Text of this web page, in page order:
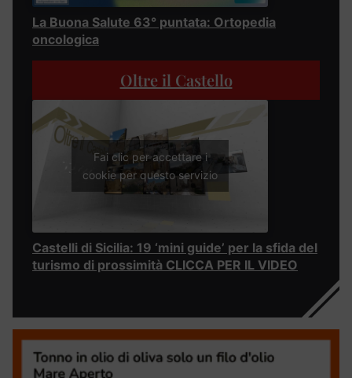
La Buona Salute 63° puntata: Ortopedia
oncologica
Oltre il Castello
Fai clic per accettare i
cookie per questo servizio
Castelli di Sicilia: 19 ‘mini guide’ per la sfida del
turismo di prossimità CLICCA PER IL VIDEO